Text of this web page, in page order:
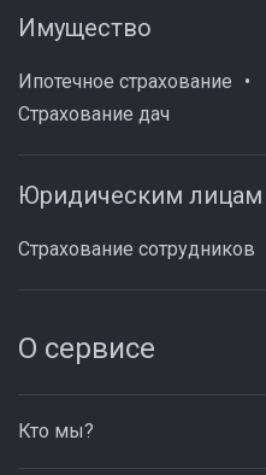
Имущество
Ипотечное страхование
Страхование дач
Юридическим лицам
Страхование сотрудников
О сервисе
Кто мы?